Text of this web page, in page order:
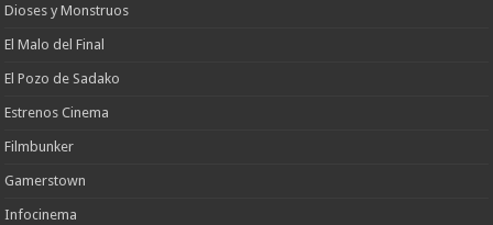
Dioses y Monstruos
El Malo del Final
El Pozo de Sadako
Estrenos Cinema
Filmbunker
Gamerstown
Infocinema